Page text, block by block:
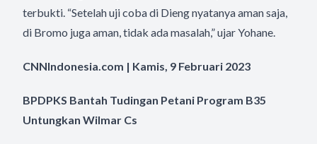
terbukti. “Setelah uji coba di Dieng nyatanya aman saja,
di Bromo juga aman, tidak ada masalah,” ujar Yohane.
CNNIndonesia.com | Kamis, 9 Februari 2023
BPDPKS Bantah Tudingan Petani Program B35
Untungkan Wilmar Cs